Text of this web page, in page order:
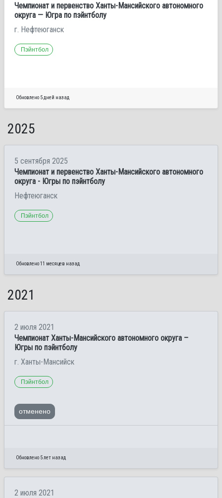
Чемпионат и первенство Ханты-Мансийского автономного
округа — Югра по пэйнтболу
г. Нефтеюганск
Пэйнтбол
Обновлено 5 дней назад
2025
5 сентября 2025
Чемпионат и первенство Ханты-Мансийского автономного
округа - Югры по пэйнтболу
Нефтеюганск
Пэйнтбол
Обновлено 11 месяцев назад
2021
2 июля 2021
Чемпионат Ханты-Мансийского автономного округа –
Югры по пэйнтболу
г. Ханты-Мансийск
Пэйнтбол
отменено
Обновлено 5 лет назад
2 июля 2021